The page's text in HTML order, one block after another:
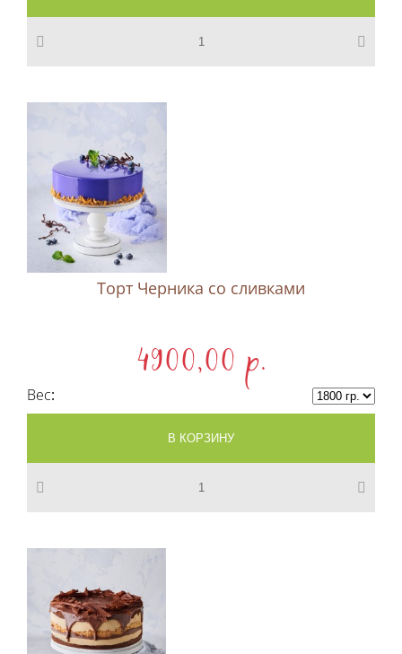
Торт Черника со сливками
4900,00 p.
Вес